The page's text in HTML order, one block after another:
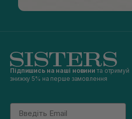
Підпишись на наші новини та отримуй
знижку 5% на перше замовлення
Email